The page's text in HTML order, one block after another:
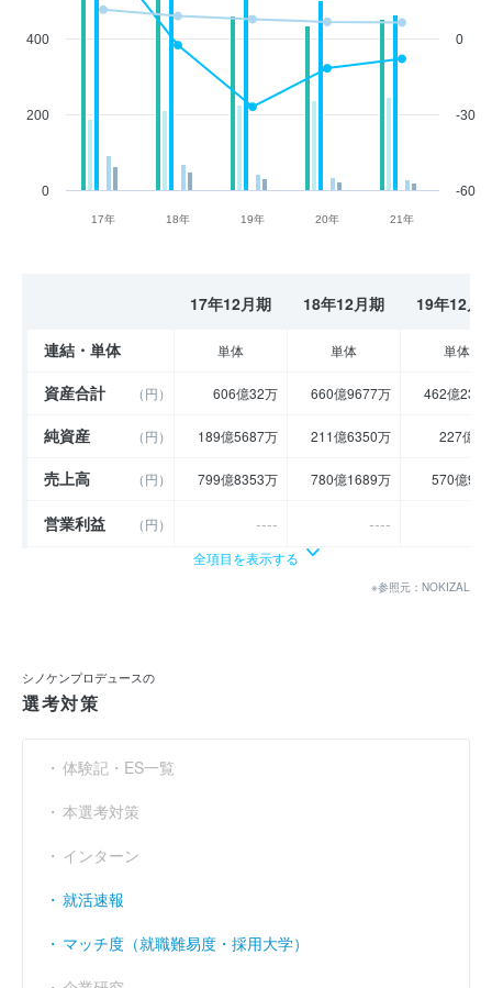
17年 18年 19年 20年 21年
0
200
400
-60
-30
0
17年12月期 18年12月期 19年12月
連結・単体 単体 単体 単体
資産合計 （円） 606億32万 660億9677万 462億
純資産 （円） 189億5687万 211億6350万 227億
売上高 （円） 799億8353万 780億1689万 570億
営業利益 （円） ---- ----
92億6755万
売上伸び率
営業利益率 （％） ---- ----
全項目を表示する
※参照元：NOKIZAL
シノケンプロデュースの
選考対策
体験記・ES一覧
本選考対策
インターン
就活速報
マッチ度（就職難易度・採用大学）